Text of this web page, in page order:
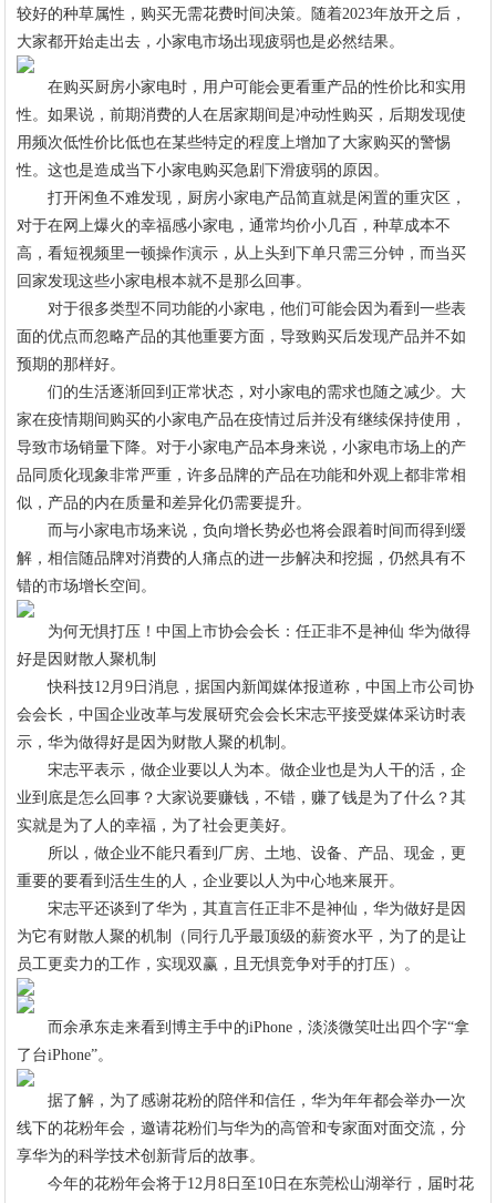
较好的种草属性，购买无需花费时间决策。随着2023年放开之后，
大家都开始走出去，小家电市场出现疲弱也是必然结果。
在购买厨房小家电时，用户可能会更看重产品的性价比和实用
性。如果说，前期消费的人在居家期间是冲动性购买，后期发现使
用频次低性价比低也在某些特定的程度上增加了大家购买的警惕
性。这也是造成当下小家电购买急剧下滑疲弱的原因。
打开闲鱼不难发现，厨房小家电产品简直就是闲置的重灾区，
对于在网上爆火的幸福感小家电，通常均价小几百，种草成本不
高，看短视频里一顿操作演示，从上头到下单只需三分钟，而当买
回家发现这些小家电根本就不是那么回事。
对于很多类型不同功能的小家电，他们可能会因为看到一些表
面的优点而忽略产品的其他重要方面，导致购买后发现产品并不如
预期的那样好。
们的生活逐渐回到正常状态，对小家电的需求也随之减少。大
家在疫情期间购买的小家电产品在疫情过后并没有继续保持使用，
导致市场销量下降。对于小家电产品本身来说，小家电市场上的产
品同质化现象非常严重，许多品牌的产品在功能和外观上都非常相
似，产品的内在质量和差异化仍需要提升。
而与小家电市场来说，负向增长势必也将会跟着时间而得到缓
解，相信随品牌对消费的人痛点的进一步解决和挖掘，仍然具有不
错的市场增长空间。
为何无惧打压！中国上市协会会长：任正非不是神仙 华为做得
好是因财散人聚机制
快科技12月9日消息，据国内新闻媒体报道称，中国上市公司协
会会长，中国企业改革与发展研究会会长宋志平接受媒体采访时表
示，华为做得好是因为财散人聚的机制。
宋志平表示，做企业要以人为本。做企业也是为人干的活，企
业到底是怎么回事？大家说要赚钱，不错，赚了钱是为了什么？其
实就是为了人的幸福，为了社会更美好。
所以，做企业不能只看到厂房、土地、设备、产品、现金，更
重要的要看到活生生的人，企业要以人为中心地来展开。
宋志平还谈到了华为，其直言任正非不是神仙，华为做好是因
为它有财散人聚的机制（同行几乎最顶级的薪资水平，为了的是让
员工更卖力的工作，实现双赢，且无惧竞争对手的打压）。
而余承东走来看到博主手中的iPhone，淡淡微笑吐出四个字“拿
了台iPhone”。
据了解，为了感谢花粉的陪伴和信任，华为年年都会举办一次
线下的花粉年会，邀请花粉们与华为的高管和专家面对面交流，分
享华为的科学技术创新背后的故事。
今年的花粉年会将于12月8日至10日在东莞松山湖举行，届时花